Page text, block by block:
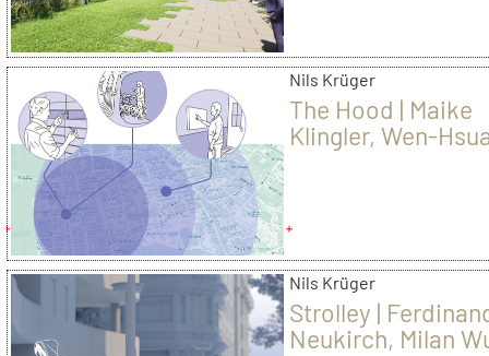
Nils Krüger
The Hood | Maike
Klingler, Wen-
Nils Krüger
Strolley |
Neukirch, Milan